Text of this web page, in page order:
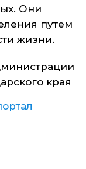
Они
путем
жизни.
края